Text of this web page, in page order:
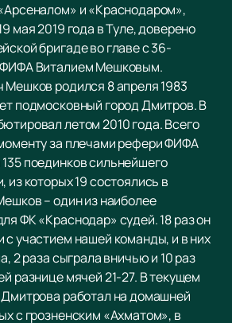
и «Краснодаром»,
мая 2019 года в Туле, доверено
бригаде во главе с 36-
Виталием Мешковым.
Мешков родился 8 апреля 1983
подмосковный город Дмитров. В
летом 2010 года. Всего
за плечами рефери ФИФА
поединков сильнейшего
из которых 19 состоялись в
– один из наиболее
ФК «Краснодар» судей. 18 раз он
с участием нашей команды, и в них
2 раза сыграла вничью и 10 раз
разнице мячей 21-27. В текущем
работал на домашней
с грозненским «Ахматом», в